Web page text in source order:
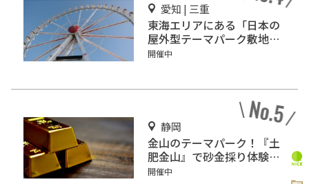
愛知 | 三重
東海エリアにある「日本の
屋外型テーマパーク敷地面
積ランキング」入りしてい
開催中
静岡
金山のテーマパーク！『土
肥金山』で砂金採り体験や
坑道観光を楽しもう♪
開催中